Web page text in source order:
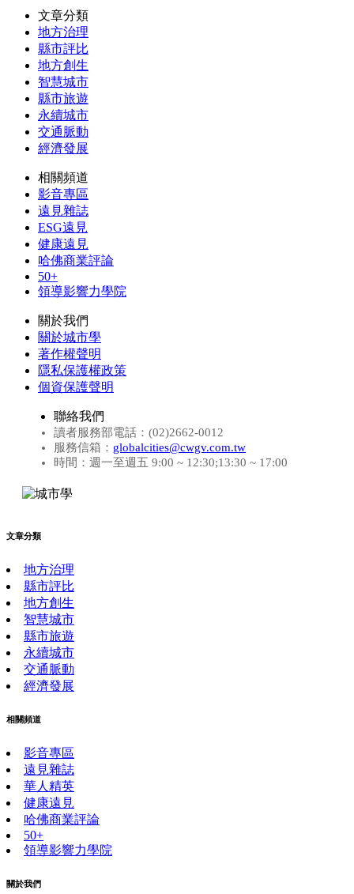
文章分類
地方治理
縣市評比
地方創生
智慧城市
縣市旅遊
永續城市
交通脈動
經濟發展
相關頻道
影音專區
遠見雜誌
ESG遠見
健康遠見
哈佛商業評論
50+
領導影響力學院
關於我們
關於城市學
著作權聲明
隱私保護權政策
個資保護聲明
聯絡我們
讀者服務部電話：(02)2662-0012
服務信箱： globalcities@cwgv.com.tw
時間：週一至週五 9:00 ~ 12:30;13:30 ~ 17:00
文章分類
地方治理
縣市評比
地方創生
智慧城市
縣市旅遊
永續城市
交通脈動
經濟發展
相關頻道
影音專區
遠見雜誌
華人精英
健康遠見
哈佛商業評論
50+
領導影響力學院
關於我們